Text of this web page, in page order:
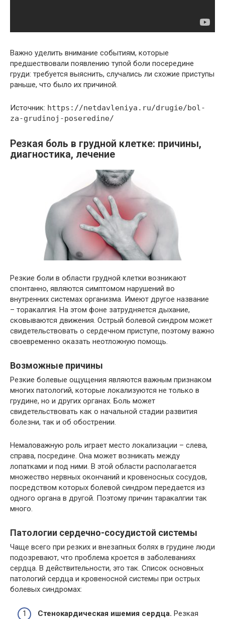
Важно уделить внимание событиям, которые
предшествовали появлению тупой боли посередине
груди: требуется выяснить, случались ли схожие приступы
раньше, что было их причиной.
Источник: https://netdavleniya.ru/drugie/bol-
za-grudinoj-poseredine/
Резкая боль в грудной клетке: причины,
диагностика, лечение
Резкие боли в области грудной клетки возникают
спонтанно, являются симптомом нарушений во
внутренних системах организма. Имеют другое название
– торакалгия. На этом фоне затрудняется дыхание,
сковываются движения. Острый болевой синдром может
свидетельствовать о сердечном приступе, поэтому важно
своевременно оказать неотложную помощь.
Возможные причины
Резкие болевые ощущения являются важным признаком
многих патологий, которые локализуются не только в
грудине, но и других органах. Боль может
свидетельствовать как о начальной стадии развития
болезни, так и об обострении.
Немаловажную роль играет место локализации – слева,
справа, посредине. Она может возникать между
лопатками и под ними. В этой области располагается
множество нервных окончаний и кровеносных сосудов,
посредством которых болевой синдром передается из
одного органа в другой. Поэтому причин таракалгии так
много.
Патологии сердечно-сосудистой системы
Чаще всего при резких и внезапных болях в грудине люди
подозревают, что проблема кроется в заболеваниях
сердца. В действительности, это так. Список основных
патологий сердца и кровеносной системы при острых
болевых синдромах:
Стенокардическая ишемия сердца. Резкая